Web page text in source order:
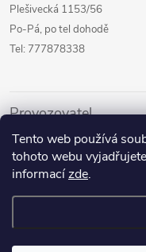
Tento web používá
tohoto webu
informacízde.
Plešivecká 1153/56
Po-Pá, po tel dohodě
Tel: 777878338
Provozovatel
Internetový prodej
Kamenné prodejny
Půjčovna pomůcek
Poradenství a služby